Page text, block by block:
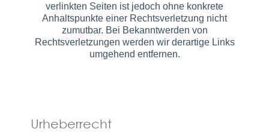
verlinkten Seiten ist jedoch ohne konkrete
Anhaltspunkte einer Rechtsverletzung nicht
zumutbar. Bei Bekanntwerden von
Rechtsverletzungen werden wir derartige Links
umgehend entfernen.
Urheberrecht